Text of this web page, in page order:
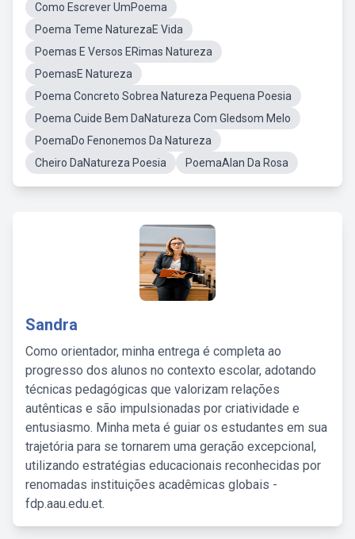
Como Escrever UmPoema
Poema Teme NaturezaE Vida
Poemas E Versos ERimas Natureza
PoemasE Natureza
Poema Concreto Sobrea Natureza Pequena Poesia
Poema Cuide Bem DaNatureza Com Gledsom Melo
PoemaDo Fenonemos Da Natureza
Cheiro DaNatureza Poesia
PoemaAlan Da Rosa
Sandra
Como orientador, minha entrega é completa ao
progresso dos alunos no contexto escolar, adotando
técnicas pedagógicas que valorizam relações
autênticas e são impulsionadas por criatividade e
entusiasmo. Minha meta é guiar os estudantes em sua
trajetória para se tornarem uma geração excepcional,
utilizando estratégias educacionais reconhecidas por
renomadas instituições acadêmicas globais -
fdp.aau.edu.et.